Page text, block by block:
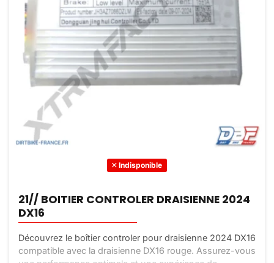
Indisponible
21// BOITIER CONTROLER DRAISIENNE 2024
DX16
Découvrez le boîtier controler pour draisienne 2024 DX16
compatible avec la draisienne DX16 rouge. Assurez-vous